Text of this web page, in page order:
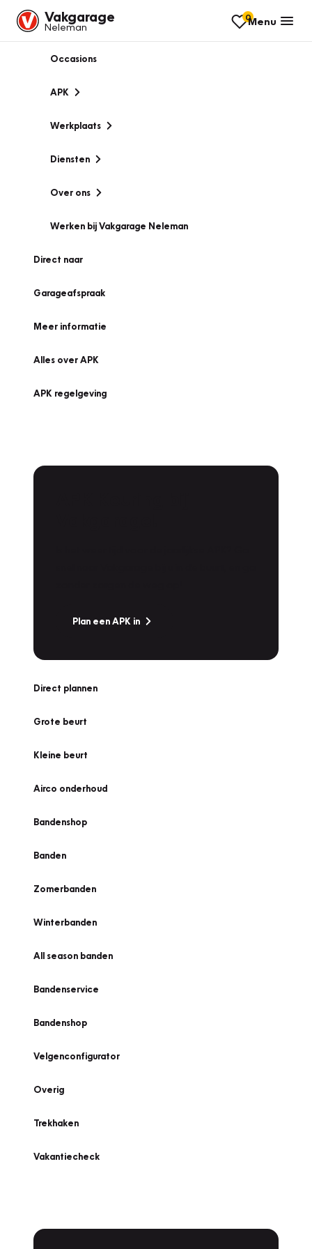
Vakgarage
Neleman
0Menu
Occasions
APK
Werkplaats
Diensten
Over ons
Werken bij Vakgarage Neleman
Direct naar
Garageafspraak
Meer informatie
Alles over APK
APK regelgeving
Plan een APK in
Direct plannen
Grote beurt
Kleine beurt
Airco onderhoud
Bandenshop
Banden
Zomerbanden
Winterbanden
All season banden
Bandenservice
Bandenshop
Velgenconfigurator
Overig
Trekhaken
Vakantiecheck